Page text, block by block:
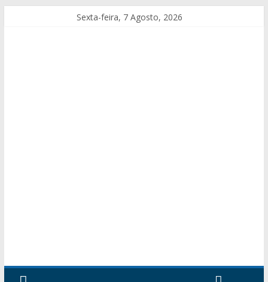
Sexta-feira, 7 Agosto, 2026